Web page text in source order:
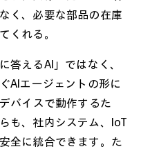
く、必要な部品の在庫
くれる。
答えるAI」ではなく、
AIエージェントの形に
バイスで動作するた
も、社内システム、IoT
全に統合できます。た